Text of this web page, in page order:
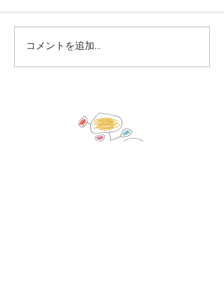
「のはらカレッジ2026」
追加申し込み受付中7/25
コメントを追加…
© 2023 by Name of Site.
Proudly created withWix.com